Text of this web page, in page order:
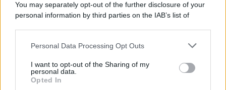
You may separately opt-out of the further disclosure of your
personal information by third parties on the IAB’s list of
This information may also be disclosed by us to third parties
disclose it to other third parties.
Please note that this website/app uses one or more Google
Personal Data Processing Opt Outs
I want to opt-out of the Sharing of my
personal data.
Opted In